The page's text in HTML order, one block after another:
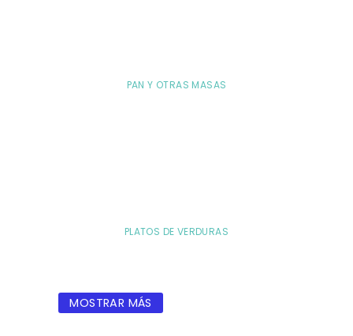
PAN Y OTRAS MASAS
PLATOS DE VERDURAS
MOSTRAR MÁS